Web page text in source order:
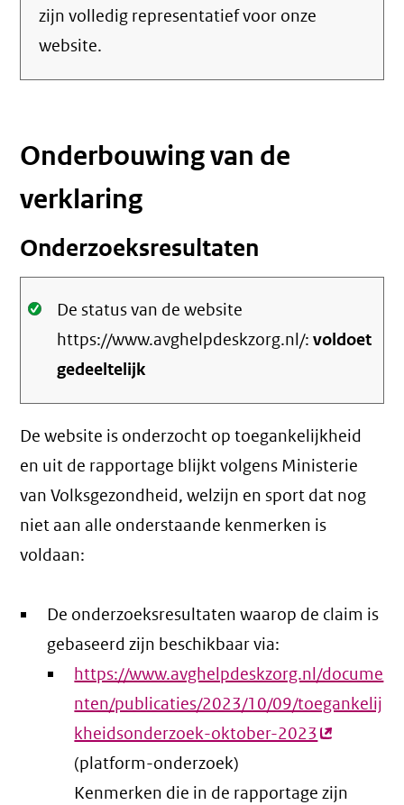
zijn volledig representatief voor onze
website.
Onderbouwing van de
verklaring
Onderzoeksresultaten
Oké.
De status van de website
https://www.avghelpdeskzorg.nl/:voldoet
gedeeltelijk
De website is onderzocht op toegankelijkheid
en uit de rapportage blijkt volgens Ministerie
van Volksgezondheid, welzijn en sport dat nog
niet aan alle onderstaande kenmerken is
voldaan:
De onderzoeksresultaten waarop de claim is
gebaseerd zijn beschikbaar via:
https://www.avghelpdeskzorg.nl/docume
nten/publicaties/2023/10/09/toegankelij
kheidsonderzoek-oktober-2023 (externe
(platform-onderzoek)
Kenmerken die in de rapportage zijn